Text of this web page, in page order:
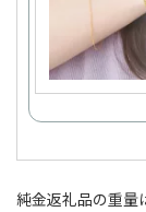
純金返礼品の重量